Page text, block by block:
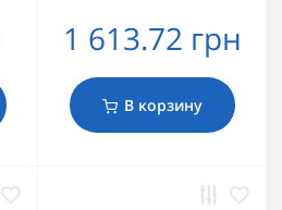
1 613.72 грн
В корзину